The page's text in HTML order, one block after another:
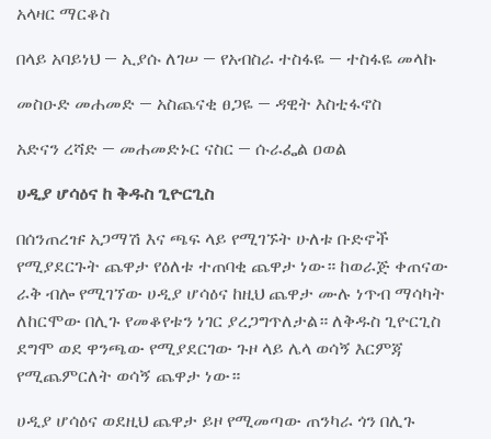
አላዛር ማርቆስ
በላይ አባይነህ – ኢያሱ ለገሠ – የአብስራ ተስፋዬ – ተስፋዬ መላኩ
መስዑድ መሐመድ – አስጨናቂ ፀጋዬ – ዳዊት እስቲፋኖስ
አድናን ረሻድ – መሐመድኑር ናስር – ሱራፌል ዐወል
ሀዲያ ሆሳዕና ከ ቅዱስ ጊዮርጊስ
በሰንጠረዡ አጋማሽ እና ጫፍ ላይ የሚገኙት ሁለቱ ቡድኖች
የሚያደርጉት ጨዋታ የዕለቱ ተጠባቂ ጨዋታ ነው። ከወራጅ ቀጠናው
ራቅ ብሎ የሚገኘው ሀዲያ ሆሳዕና ከዚህ ጨዋታ ሙሉ ነጥብ ማሳካት
ለከርሞው በሊጉ የመቆየቱን ነገር ያረጋግጥለታል። ለቅዱስ ጊዮርጊስ
ደግሞ ወደ ዋንጫው የሚያደርገው ጉዞ ላይ ሌላ ወሳኝ እርምጃ
የሚጨምርለት ወሳኝ ጨዋታ ነው።
ሀዲያ ሆሳዕና ወደዚህ ጨዋታ ይዞ የሚመጣው ጠንካራ ጎን በሊጉ